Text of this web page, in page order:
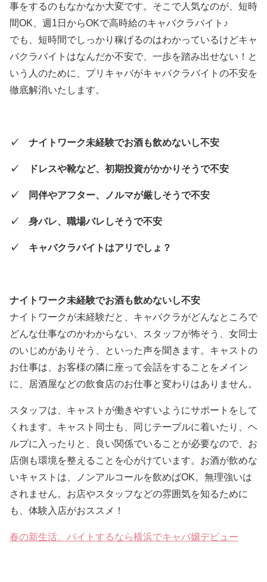
事をするのもなかなか大変です。そこで人気なのが、短時
間OK、週1日からOKで高時給のキャバクラバイト♪
でも、短時間でしっかり稼げるのはわかっているけどキャ
バクラバイトはなんだか不安で、一歩を踏み出せない！と
いう人のために、プリキャバがキャバクラバイトの不安を
徹底解消いたします。
✓ ナイトワーク未経験でお酒も飲めないし不安
✓ ドレスや靴など、初期投資がかかりそうで不安
✓ 同伴やアフター、ノルマが厳しそうで不安
✓ 身バレ、職場バレしそうで不安
✓ キャバクラバイトはアリでしょ？
ナイトワーク未経験でお酒も飲めないし不安
ナイトワークが未経験だと、キャバクラがどんなところで
どんな仕事なのかわからない、スタッフが怖そう、女同士
のいじめがありそう、といった声を聞きます。キャストの
お仕事は、お客様の隣に座って会話をすることをメイン
に、居酒屋などの飲食店のお仕事と変わりはありません。
スタッフは、キャストが働きやすいようにサポートをして
くれます。キャスト同士も、同じテーブルに着いたり、ヘ
ルプに入ったりと、良い関係でいることが必要なので、お
店側も環境を整えることを心がけています。お酒が飲めな
いキャストは、ノンアルコールを飲めばOK。無理強いは
されません。お店やスタッフなどの雰囲気を知るために
も、体験入店がおススメ！
春の新生活、バイトするなら横浜でキャバ嬢デビュー